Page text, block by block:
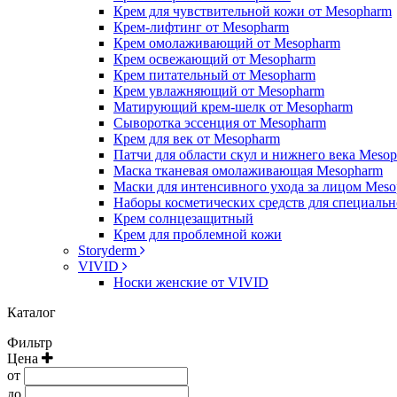
Крем для чувствительной кожи от Mesopharm
Крем-лифтинг от Mesopharm
Крем омолаживающий от Mesopharm
Крем освежающий от Mesopharm
Крем питательный от Mesopharm
Крем увлажняющий от Mesopharm
Матирующий крем-шелк от Mesopharm
Сыворотка эссенция от Mesopharm
Крем для век от Mesopharm
Патчи для области скул и нижнего века
Маска тканевая омолаживающая Mesopharm
Маски для интенсивного ухода за лицом
Наборы косметических средств для
Крем солнцезащитный
Крем для проблемной кожи
Storyderm
VIVID
Носки женские от VIVID
Каталог
Фильтр
Цена
от
до